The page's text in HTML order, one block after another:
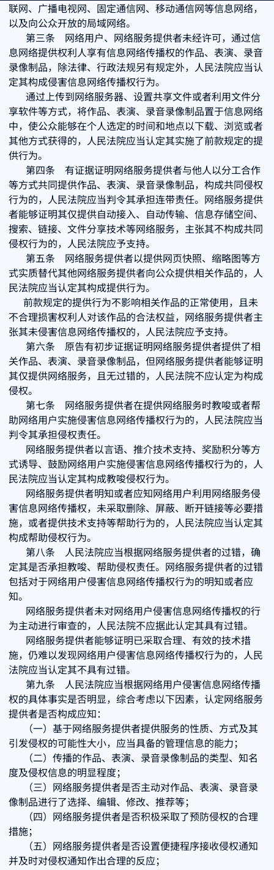
联网、广播电视网、固定通信网、移动通信网等信息网络，
以及向公众开放的局域网络。
第三条 网络用户、网络服务提供者未经许可，通过信
息网络提供权利人享有信息网络传播权的作品、表演、录音
录像制品，除法律、行政法规另有规定外，人民法院应当认
定其构成侵害信息网络传播权行为。
通过上传到网络服务器、设置共享文件或者利用文件分
享软件等方式，将作品、表演、录音录像制品置于信息网络
中，使公众能够在个人选定的时间和地点以下载、浏览或者
其他方式获得的，人民法院应当认定其实施了前款规定的提
供行为。
第四条 有证据证明网络服务提供者与他人以分工合作
等方式共同提供作品、表演、录音录像制品，构成共同侵权
行为的，人民法院应当判令其承担连带责任。网络服务提供
者能够证明其仅提供自动接入、自动传输、信息存储空间、
搜索、链接、文件分享技术等网络服务，主张其不构成共同
侵权行为的，人民法院应予支持。
第五条 网络服务提供者以提供网页快照、缩略图等方
式实质替代其他网络服务提供者向公众提供相关作品的，人
民法院应当认定其构成提供行为。
前款规定的提供行为不影响相关作品的正常使用，且未
不合理损害权利人对该作品的合法权益，网络服务提供者主
张其未侵害信息网络传播权的，人民法院应予支持。
第六条 原告有初步证据证明网络服务提供者提供了相
关作品、表演、录音录像制品，但网络服务提供者能够证明
其仅提供网络服务，且无过错的，人民法院不应认定为构成
侵权。
第七条 网络服务提供者在提供网络服务时教唆或者帮
助网络用户实施侵害信息网络传播权行为的，人民法院应当
判令其承担侵权责任。
网络服务提供者以言语、推介技术支持、奖励积分等方
式诱导、鼓励网络用户实施侵害信息网络传播权行为的，人
民法院应当认定其构成教唆侵权行为。
网络服务提供者明知或者应知网络用户利用网络服务侵
害信息网络传播权，未采取删除、屏蔽、断开链接等必要措
施，或者提供技术支持等帮助行为的，人民法院应当认定其
构成帮助侵权行为。
第八条 人民法院应当根据网络服务提供者的过错，确
定其是否承担教唆、帮助侵权责任。网络服务提供者的过错
包括对于网络用户侵害信息网络传播权行为的明知或者应
知。
网络服务提供者未对网络用户侵害信息网络传播权的行
为主动进行审查的，人民法院不应据此认定其具有过错。
网络服务提供者能够证明已采取合理、有效的技术措
施，仍难以发现网络用户侵害信息网络传播权行为的，人民
法院应当认定其不具有过错。
第九条 人民法院应当根据网络用户侵害信息网络传播
权的具体事实是否明显，综合考虑以下因素，认定网络服务
提供者是否构成应知：
（一）基于网络服务提供者提供服务的性质、方式及其
引发侵权的可能性大小，应当具备的管理信息的能力；
（二）传播的作品、表演、录音录像制品的类型、知名
度及侵权信息的明显程度；
（三）网络服务提供者是否主动对作品、表演、录音录
像制品进行了选择、编辑、修改、推荐等；
（四）网络服务提供者是否积极采取了预防侵权的合理
措施；
（五）网络服务提供者是否设置便捷程序接收侵权通知
并及时对侵权通知作出合理的反应；